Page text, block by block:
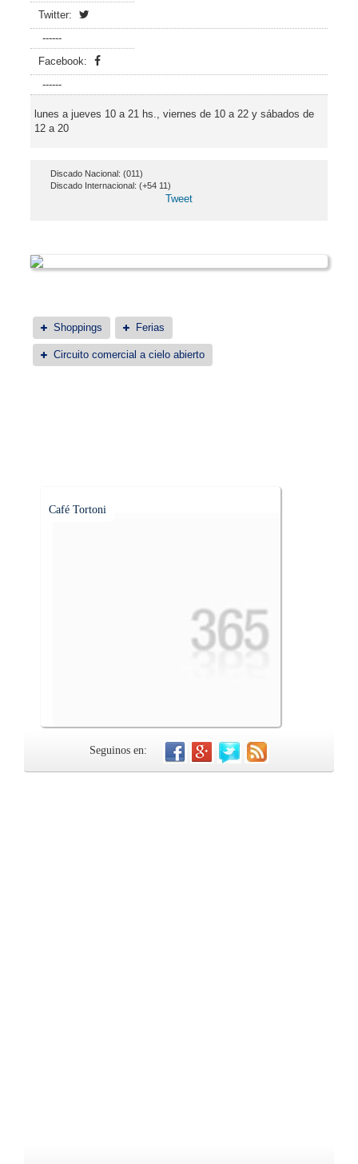
Twitter:
------
Facebook:
------
lunes a jueves 10 a 21 hs., viernes de 10 a 22 y sábados de
12 a 20
Discado Nacional: (011)
Discado Internacional: (+54 11)
Tweet
Shoppings Ferias
Circuito comercial a cielo abierto
Café Tortoni
Seguinos en: